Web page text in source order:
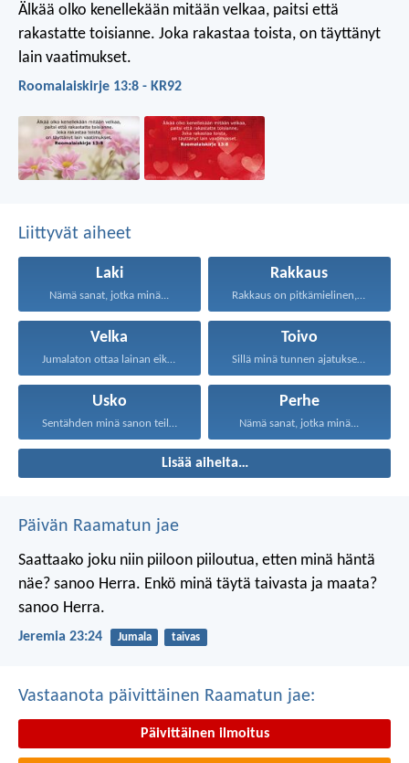
Älkää olko kenellekään mitään velkaa, paitsi että
rakastatte toisianne. Joka rakastaa toista, on täyttänyt
lain vaatimukset.
Roomalaiskirje 13:8 - KR92
Liittyvät aiheet
Laki
Nämä sanat, jotka minä...
Rakkaus
Rakkaus on pitkämielinen, rakkaus...
Velka
Jumalaton ottaa lainan eikä...
Toivo
Sillä minä tunnen ajatukseni...
Usko
Sentähden minä sanon teille...
Perhe
Nämä sanat, jotka minä...
Lisää aiheita…
Päivän Raamatun jae
Saattaako joku niin piiloon piiloutua, etten minä häntä
näe? sanoo Herra. Enkö minä täytä taivasta ja maata?
sanoo Herra.
Jeremia 23:24 Jumala taivas
Vastaanota päivittäinen Raamatun jae:
Päivittäinen ilmoitus